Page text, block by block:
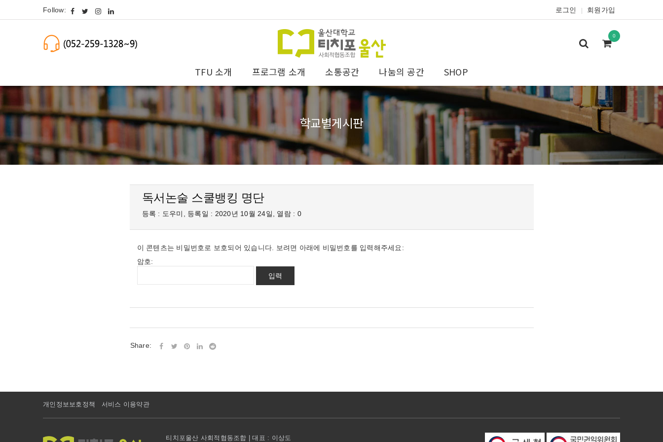
Follow: 로그인 회원가입
0
TFU 소개 프로그램 소개 소통공간 나눔의 공간 SHOP
학교별게시판
독서논술 스쿨뱅킹 명단
등록 : 도우미, 등록일 : 2020년 10월 24일, 열람 : 0
이 콘텐츠는 비밀번호로 보호되어 있습니다. 보려면 아래에 비밀번호를 입력해주세요:
암호:
Share:
개인정보보호정책 서비스 이용약관
티치포울산 사회적협동조합 | 대표 : 이상도